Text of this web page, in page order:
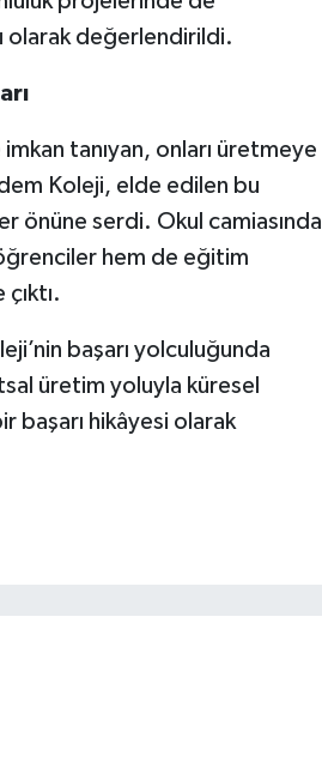
olarak değerlendirildi.
tanıyan, onları üretmeye
Koleji, elde edilen bu
önüne serdi. Okul camiasında
hem de eğitim
başarı yolculuğunda
üretim yoluyla küresel
başarı hikâyesi olarak